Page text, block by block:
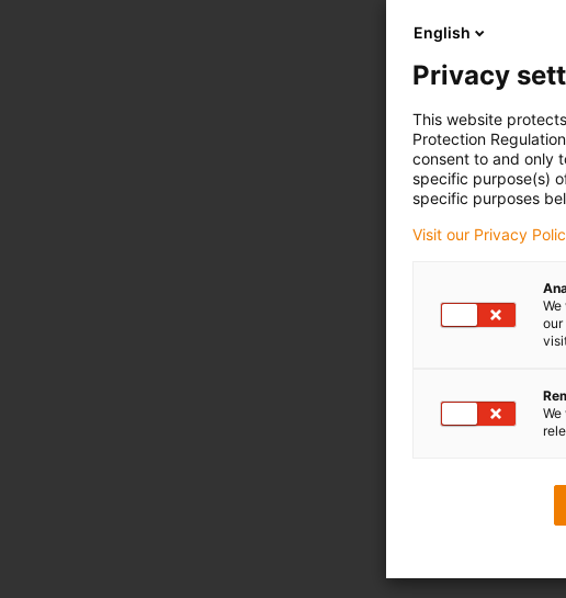
English
Privacy
This website
Protection
consent to and only
specific purpose(s)
specific purposes
Visit our Privacy
our